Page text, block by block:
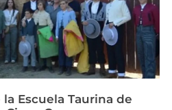
Escuela Taurina de